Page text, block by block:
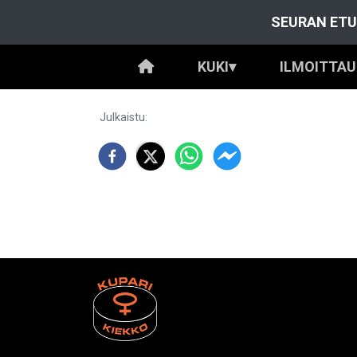
SEURAN
KUKI▾
Julkaistu: